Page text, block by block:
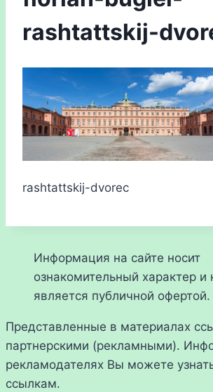
rashtattskij-
rashtattskij-dvorec
Информация на сайте носит
ознакомительный характер и
является публичной офертой.
Представленные в материалах
партнерскими (рекламными).
рекламодателях Вы можете
ссылкам.